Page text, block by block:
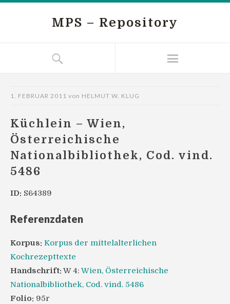
MPS – Repository
1. FEBRUAR 2011 von HELMUT W. KLUG
Küchlein – Wien,
Österreichische
Nationalbibliothek, Cod. vind.
5486
ID: S64389
Referenzdaten
Korpus: Korpus der mittelalterlichen
Kochrezepttexte
Handschrift: W 4: Wien, Österreichische
Nationalbibliothek, Cod. vind. 5486
Folio: 95r